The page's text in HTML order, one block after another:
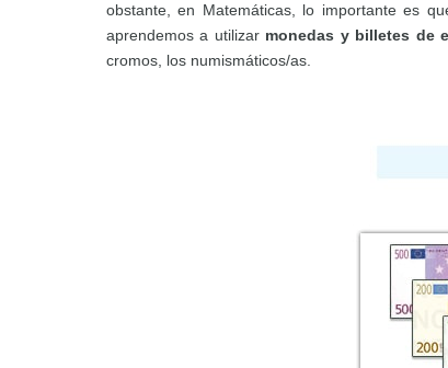
obstante, en Matemáticas, lo importante es
aprendemos a utilizar monedas y billetes de
cromos, los numismáticos/as.